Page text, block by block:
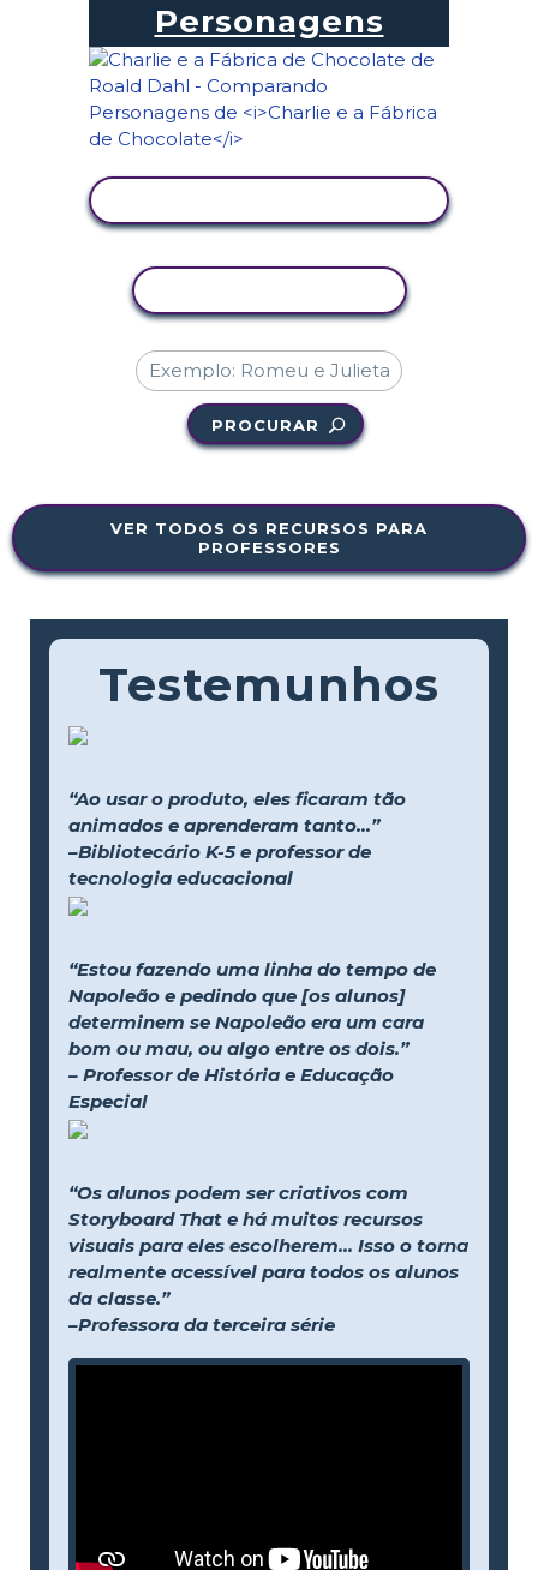
Personagens
PROCURAR
VER TODOS OS RECURSOS PARA
PROFESSORES
Testemunhos
“Ao usar o produto, eles ficaram tão
animados e aprenderam tanto...”
–Bibliotecário K-5 e professor de
tecnologia educacional
“Estou fazendo uma linha do tempo de
Napoleão e pedindo que [os alunos]
determinem se Napoleão era um cara
bom ou mau, ou algo entre os dois.”
– Professor de História e Educação
Especial
“Os alunos podem ser criativos com
Storyboard That e há muitos recursos
visuais para eles escolherem... Isso o torna
realmente acessível para todos os alunos
da classe.”
–Professora da terceira série